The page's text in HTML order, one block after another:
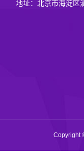
地址：北京市海淀区
Copyright